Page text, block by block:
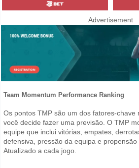
Advertisement
Team Momentum Performance Ranking
Os pontos TMP são um dos fatores-chave
você decide fazer uma previsão. O TMP
equipe que inclui vitórias, empates,
defensiva, pressão da equipa e
Atualizado a cada jogo.